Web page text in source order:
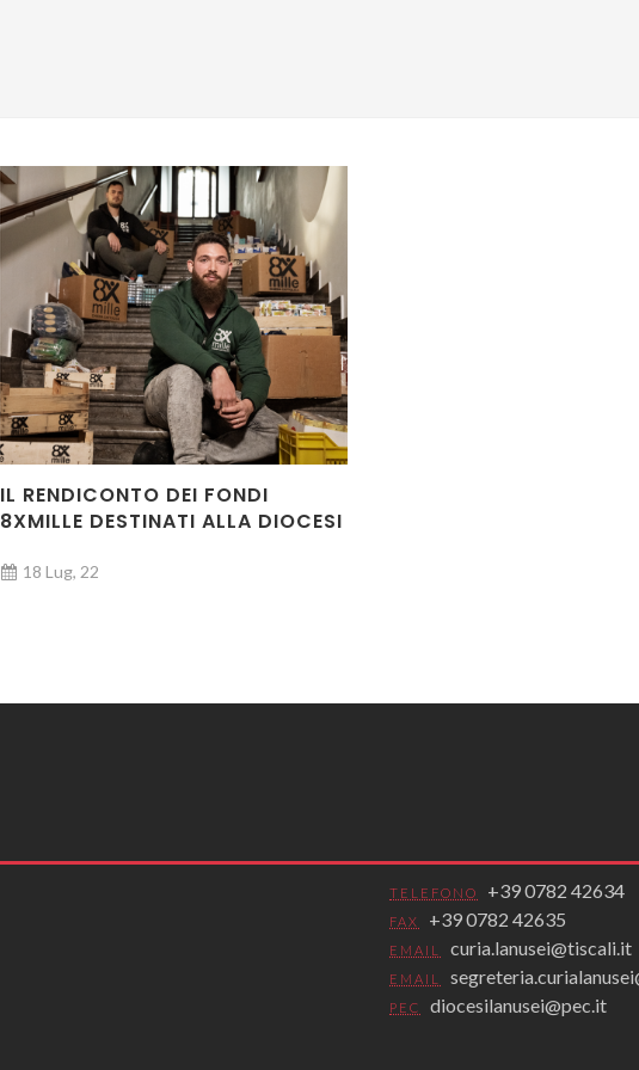
IL RENDICONTO DEI FONDI
8XMILLE DESTINATI ALLA DIOCESI
18 Lug, 22
TELEFONO +39 0782 42634
FAX +39 0782 42635
EMAIL curia.lanusei@tiscali.it
EMAIL
PEC diocesilanusei@pec.it